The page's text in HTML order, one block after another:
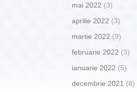
mai 2022 (3)
aprilie 2022 (3)
martie 2022 (9)
februarie 2022 (3)
ianuarie 2022 (5)
decembrie 2021 (8)